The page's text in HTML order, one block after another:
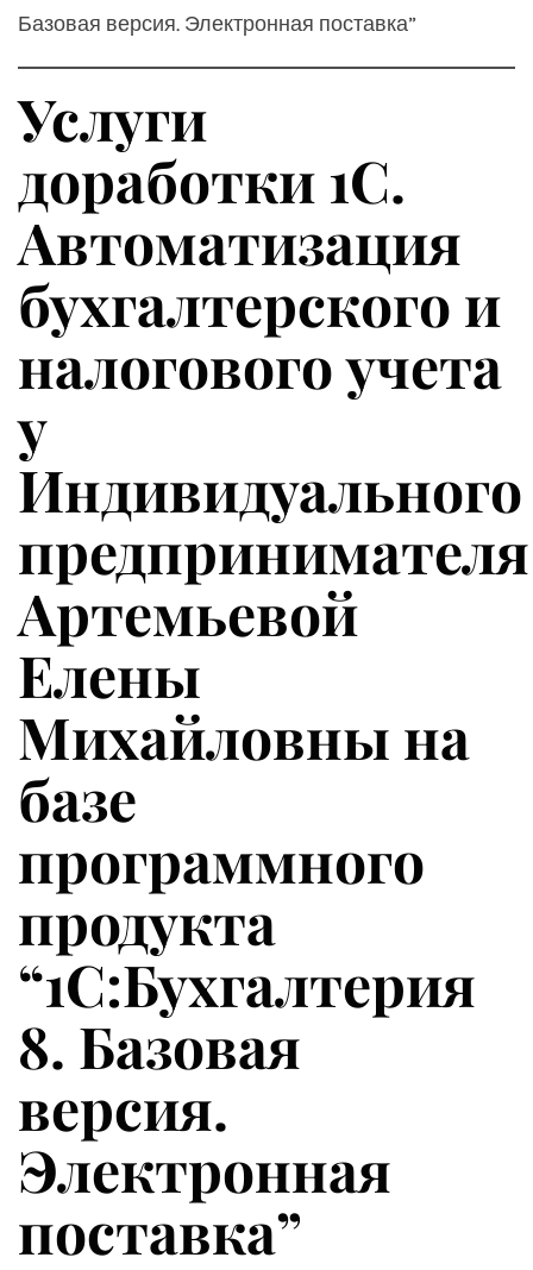
Базовая версия. Электронная поставка”
Услуги
доработки 1С.
Автоматизация
бухгалтерского и
налогового учета
у
Индивидуального
предпринимателя
Артемьевой
Елены
Михайловны на
базе
программного
продукта
“1С:Бухгалтерия
8. Базовая
версия.
Электронная
поставка”